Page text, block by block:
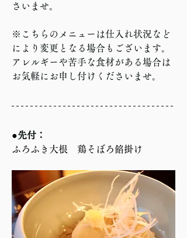
さいませ。
※こちらのメニューは仕入れ状況など
により変更となる場合もございます。
アレルギーや苦手な食材がある場合は
お気軽にお申し付けくださいませ。
●先付：
ふろふき大根　鶏そぼろ餡掛け